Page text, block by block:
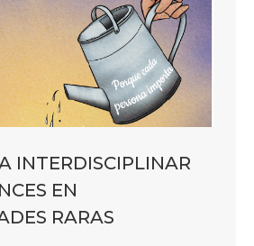
INTERDISCIPLINAR
EN
RARAS